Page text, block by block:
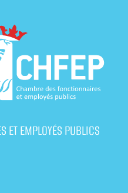
ET EMPLOYÉS PUBLICS